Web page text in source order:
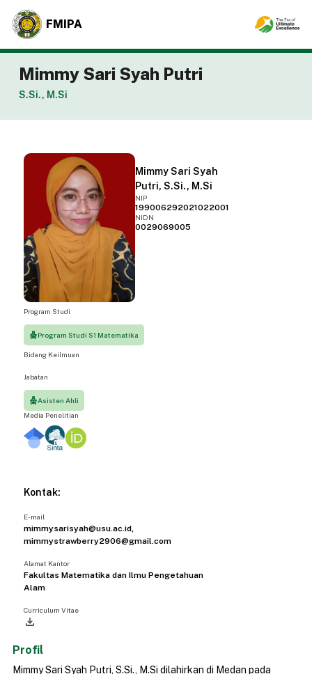
FMIPA
Mimmy Sari Syah Putri
S.Si., M.Si
Mimmy Sari Syah
Putri, S.Si., M.Si
NIP
199006292021022001
NIDN
0029069005
Program Studi
Program Studi S1 Matematika
Bidang Keilmuan
Jabatan
Asisten Ahli
Media Penelitian
Kontak:
E-mail
mimmysarisyah@usu.ac.id,
mimmystrawberry2906@gmail.com
Alamat Kantor
Fakultas Matematika dan Ilmu Pengetahuan
Alam
Curriculum Vitae
file_download
Profil
Mimmy Sari Syah Putri, S.Si., M.Si dilahirkan di Medan pada